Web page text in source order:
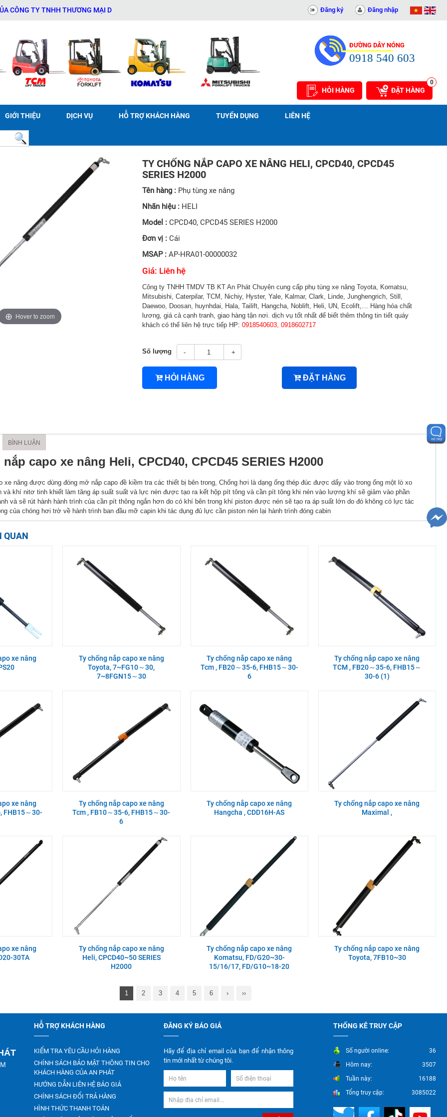
TY TNHH THƯƠNG MẠI DỊCH VỤ THIẾT BỊ KỸ THUẬT AN PHÁT - 0311414081 Đăng ký Đăng nhập
ĐƯỜNG DÂY NÓNG
0918 540 603
HỎI HÀNG ĐẶT HÀNG
0
GIỚI THIỆU DỊCH VỤ HỖ TRỢ KHÁCH HÀNG TUYỂN DỤNG LIÊN HỆ
4TNV98
Hover to zoom
TY CHỐNG NẮP CAPO XE NÂNG HELI, CPCD40, CPCD45
SERIES H2000
Tên hàng : Phụ tùng xe nâng
Nhãn hiệu : HELI
Model : CPCD40, CPCD45 SERIES H2000
Đơn vị : Cái
MSAP : AP-HRA01-00000032
Giá: Liên hệ
Công ty TNHH TMDV TB KT An Phát Chuyên cung cấp phụ tùng xe nâng Toyota, Komatsu,
Mitsubishi, Caterpilar, TCM, Nichiy, Hyster, Yale, Kalmar, Clark, Linde, Junghengrich, Still,
Daewoo, Doosan, huynhdai, Hala, Tailift, Hangcha, Noblift, Heli, UN, Ecolift,… Hàng hóa chất
lương, giá cả cạnh tranh, giao hàng tận nơi. dịch vụ tốt nhất để biết thêm thông tin tiết quáy
khách có thể liên hệ trực tiếp HP: 0918540603, 0918602717
Số lượng - +
HỎI HÀNG ĐẶT HÀNG
BÌNH LUẬN
capo xe nâng Heli, CPCD40, CPCD45 SERIES H2000
xe nâng được dùng đóng mở nắp capo đề kiềm tra các thiết bị bên trong, Chống hơi là dạng ống thép đúc được dẩy vào trong ống một lò xo
và khí nitơ tinh khiết làm tăng áp suất suất và lực nén được tạo ra kết hộp pít tông và cần pít tông khi nén vào lượng khí sẽ giảm vào phần
và sẽ rút hành hành trình của cần pít thông ngắn hơn do có khí bên trong khí piston được nén sẽ tạo ra áp suất lớn do đó không có lực tác
của chóng hơi trờ về hành trình ban đầu mỡ capin khi tác dụng đủ lực cần piston nén lại hành trình đóng cabin
QUAN
xe nâng
Ty chống nắp capo xe nâng
Toyota, 7~FG10～30,
7~8FGN15～30
Ty chống nắp capo xe nâng
Tcm , FB20～35-6, FHB15～30-
6
Ty chống nắp capo xe nâng
TCM , FB20～35-6, FHB15～
30-6 (1)
xe nâng
FHB15～30-
Ty chống nắp capo xe nâng
Tcm , FB10～35-6, FHB15～30-
6
Ty chống nắp capo xe nâng
Hangcha , CDD16H-AS
Ty chống nắp capo xe nâng
Maximal ,
xe nâng
30TA
Ty chống nắp capo xe nâng
Heli, CPCD40~50 SERIES
H2000
Ty chống nắp capo xe nâng
Komatsu, FD/G20~30-
15/16/17, FD/G10~18-20
Ty chống nắp capo xe nâng
Toyota, 7FB10~30
1 2 3 4 5 6 › ››
HỖ TRỢ KHÁCH HÀNG
KIỂM TRA YÊU CẦU HỎI HÀNG
CHÍNH SÁCH BẢO MẬT THÔNG TIN CHO
KHÁCH HÀNG CỦA AN PHÁT
HƯỚNG DẪN LIÊN HỆ BÁO GIÁ
CHÍNH SÁCH ĐỔI TRẢ HÀNG
HÌNH THỨC THANH TOÁN
ĐĂNG KÝ BÁO GIÁ
Hãy để địa chỉ email của bạn để nhận thông
tin mới nhất từ chúng tôi.
THỐNG KÊ TRUY CẬP
Số người online:
36
Hôm nay:
3507
Tuần này:
16188
Tổng truy cập:
3085022